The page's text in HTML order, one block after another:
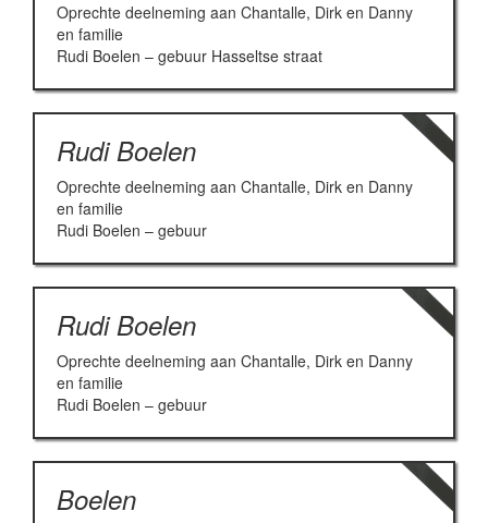
Oprechte deelneming aan Chantalle, Dirk en Danny
en familie
Rudi Boelen – gebuur Hasseltse straat
Rudi Boelen
Oprechte deelneming aan Chantalle, Dirk en Danny
en familie
Rudi Boelen – gebuur
Rudi Boelen
Oprechte deelneming aan Chantalle, Dirk en Danny
en familie
Rudi Boelen – gebuur
Boelen